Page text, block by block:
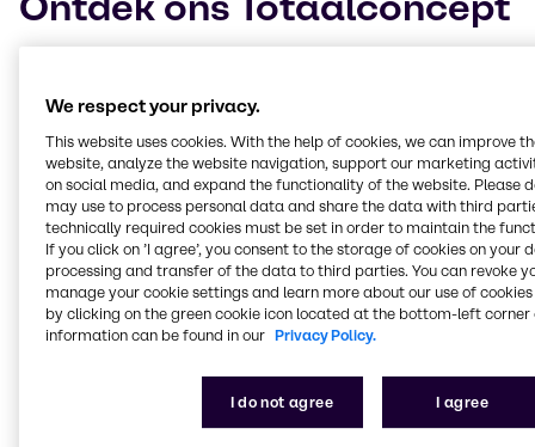
produceren. Het dient als hulpmiddel om beter te
begrijpen hoe dieren moeten worden gevoed en
tegelijkertijd oplossingen op maat te bieden voor
specifieke problemen. Het Totaalconceptomvat vier
belangrijke gebiedenen bevat diverse producten die
afzonderlijk of in combinatie kunnen worden
gebruikt, allemaal met de voedingsbehoeften en het
welzijn van dieren in gedachten.
Ons totaalconceptheeft zijn effectiviteit ruimschoots
universiteiten en onafhankelijke
onderzoeksinstellingen, maar ook dankzij toepassing
We respect your privacy.
This website uses cookies. With the help of cookies, we can improve
website, analyze the website navigation, support our marketing
on social media, and expand the functionality of the website. Please
may use to process personal data and share the data with third
technically required cookies must be set in order to maintain the
If you click on ’I agree’, you consent to the storage of cookies on your
processing and transfer of the data to third parties. You can revoke
manage your cookie settings and learn more about our use of cookies
by clicking on the green cookie icon located at the bottom-left corner
information can be found in our Privacy Policy.
I do not agree I agree